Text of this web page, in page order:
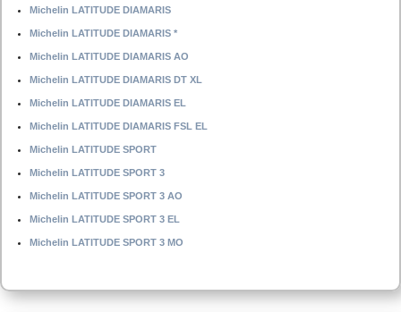
Michelin LATITUDE DIAMARIS
Michelin LATITUDE DIAMARIS *
Michelin LATITUDE DIAMARIS AO
Michelin LATITUDE DIAMARIS DT XL
Michelin LATITUDE DIAMARIS EL
Michelin LATITUDE DIAMARIS FSL EL
Michelin LATITUDE SPORT
Michelin LATITUDE SPORT 3
Michelin LATITUDE SPORT 3 AO
Michelin LATITUDE SPORT 3 EL
Michelin LATITUDE SPORT 3 MO